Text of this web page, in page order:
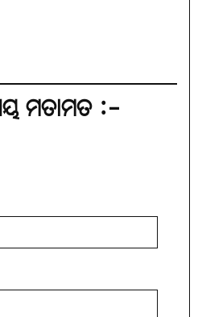
ମତାମତ :-